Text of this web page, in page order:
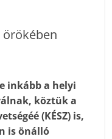
örökében
inkább a helyi
köztük a
(KÉSZ) is,
is önálló